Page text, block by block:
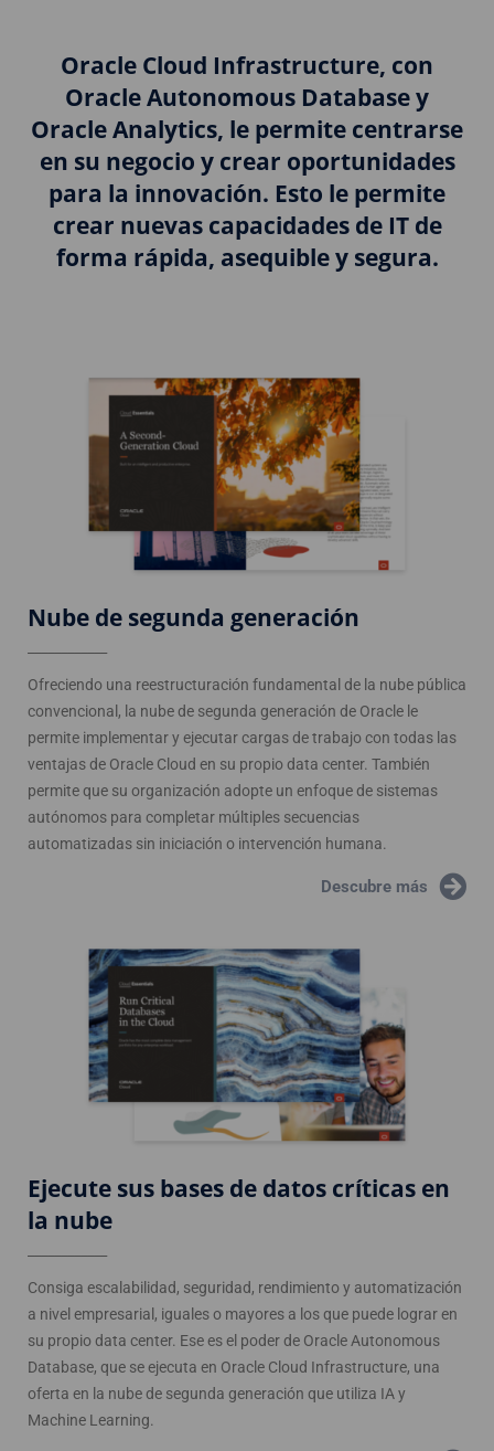
Oracle Cloud Infrastructure, con
Oracle Autonomous Database y
Oracle Analytics, le permite centrarse
en su negocio y crear oportunidades
para la innovación. Esto le permite
crear nuevas capacidades de IT de
forma rápida, asequible y segura.
Nube de segunda generación
Ofreciendo una reestructuración fundamental de la nube pública
convencional, la nube de segunda generación de Oracle le
permite implementar y ejecutar cargas de trabajo con todas las
ventajas de Oracle Cloud en su propio data center. También
permite que su organización adopte un enfoque de sistemas
autónomos para completar múltiples secuencias
automatizadas sin iniciación o intervención humana.
Descubre más
Ejecute sus bases de datos críticas en
la nube
Consiga escalabilidad, seguridad, rendimiento y automatización
a nivel empresarial, iguales o mayores a los que puede lograr en
su propio data center. Ese es el poder de Oracle Autonomous
Database, que se ejecuta en Oracle Cloud Infrastructure, una
oferta en la nube de segunda generación que utiliza IA y
Machine Learning.